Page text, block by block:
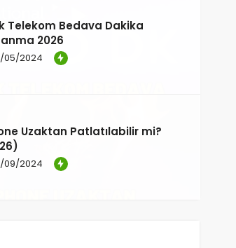
Telekom Bedava Dakika
2026
05/2024
Uzaktan Patlatılabilir mi?
09/2024